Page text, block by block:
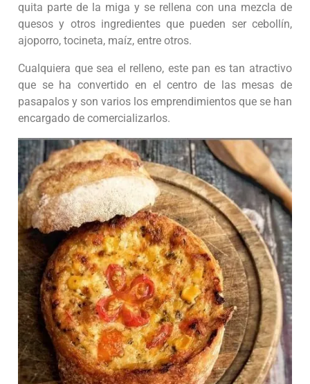
quita parte de la miga y se rellena con una mezcla de
quesos y otros ingredientes que pueden ser cebollín,
ajoporro, tocineta, maíz, entre otros.
Cualquiera que sea el relleno, este pan es tan atractivo
que se ha convertido en el centro de las mesas de
pasapalos y son varios los emprendimientos que se han
encargado de comercializarlos.